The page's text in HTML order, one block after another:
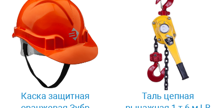
Каска защитная
Таль цепная